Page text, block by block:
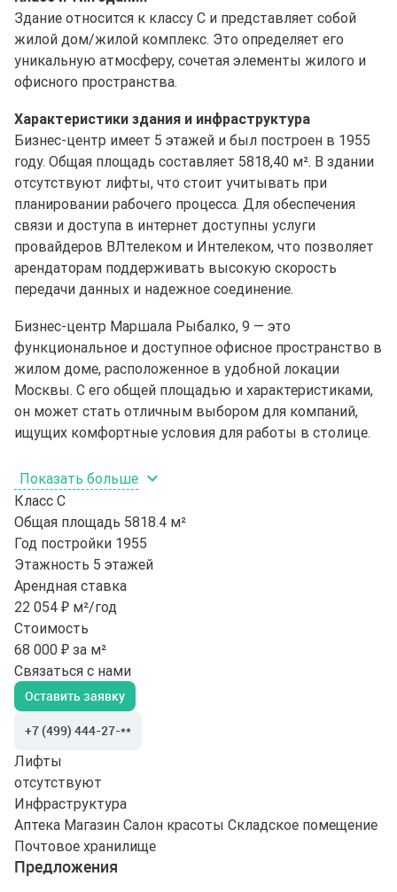
Здание относится к классу C и представляет собой
жилой дом/жилой комплекс. Это определяет его
уникальную атмосферу, сочетая элементы жилого и
офисного пространства.
Характеристики здания и инфраструктура
Бизнес-центр имеет 5 этажей и был построен в 1955
году. Общая площадь составляет 5818,40 м². В здании
отсутствуют лифты, что стоит учитывать при
планировании рабочего процесса. Для обеспечения
связи и доступа в интернет доступны услуги
провайдеров ВЛтелеком и Интелеком, что позволяет
арендаторам поддерживать высокую скорость
передачи данных и надежное соединение.
Бизнес-центр Маршала Рыбалко, 9 — это
функциональное и доступное офисное пространство в
жилом доме, расположенное в удобной локации
Москвы. С его общей площадью и характеристиками,
он может стать отличным выбором для компаний,
ищущих комфортные условия для работы в столице.
Показать больше
Класс C
Общая площадь 5818.4 м²
Год постройки 1955
Этажность 5 этажей
Арендная ставка
22 054 ₽ м²/год
Стоимость
68 000 ₽ за м²
Связаться с нами
Оставить заявку
+7 (499) 444-27-**
Лифты
отсутствуют
Инфраструктура
Аптека Магазин Салон красоты Складское помещение
Почтовое хранилище
Предложения